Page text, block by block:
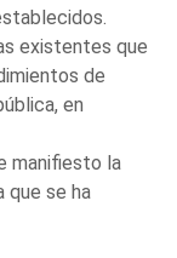
existentes que
de
en
manifiesto la
que se ha